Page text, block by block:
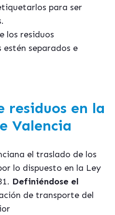
para ser
los residuos
separados e
residuos en la
Valencia
el traslado de los
lo dispuesto en la Ley
Definiéndose el
de transporte del